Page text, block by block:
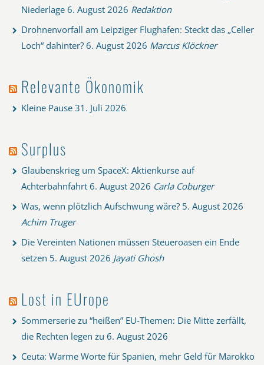
Niederlage 6. August 2026 Redaktion
Drohnenvorfall am Leipziger Flughafen: Steckt das „Celler
Loch“ dahinter? 6. August 2026 Marcus Klöckner
Relevante Ökonomik
Kleine Pause 31. Juli 2026
Surplus
Glaubenskrieg um SpaceX: Aktienkurse auf
Achterbahnfahrt 6. August 2026 Carla Coburger
Was, wenn plötzlich Aufschwung wäre? 5. August 2026
Achim Truger
Die Vereinten Nationen müssen Steueroasen ein Ende
setzen 5. August 2026 Jayati Ghosh
Lost in EUrope
Sommerserie zu “heißen” EU-Themen: Die Mitte zerfällt,
die Rechten legen zu 6. August 2026
Ceuta: Warme Worte für Spanien, mehr Geld für Marokko